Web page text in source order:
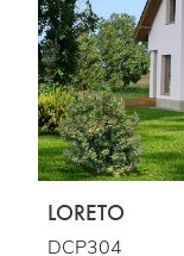
LORETO
DCP304